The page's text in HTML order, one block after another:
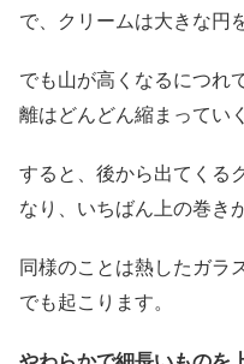
で、クリームは大きな円
でも山が高くなるにつれ
離はどんどん縮まっていく
すると、後から出てくる
なり、いちばん上の巻き
同様のことは熱したガラ
でも起こります。